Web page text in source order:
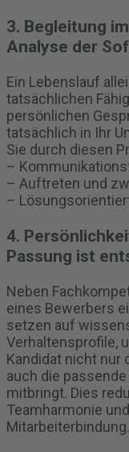
3. Begleitung
Analyse der
Ein Lebenslauf
tatsächlichen
persönlichen
tatsächlich in Ihr
Sie durch diesen
–
– Auftreten und
–
4.
Passung ist
Neben
eines Bewerbers
setzen auf
Verhaltensprofile,
Kandidat nicht nur
auch die
mitbringt. Dies
Teamharmonie
Mitarbeiterbindung.